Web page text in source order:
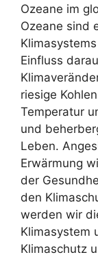
Ozeane im
Ozeane sind
Einfluss
riesige
Temperatur
und
Leben.
Erwärmung
der
den
werden wir
Klimasystem
Klimaschutz